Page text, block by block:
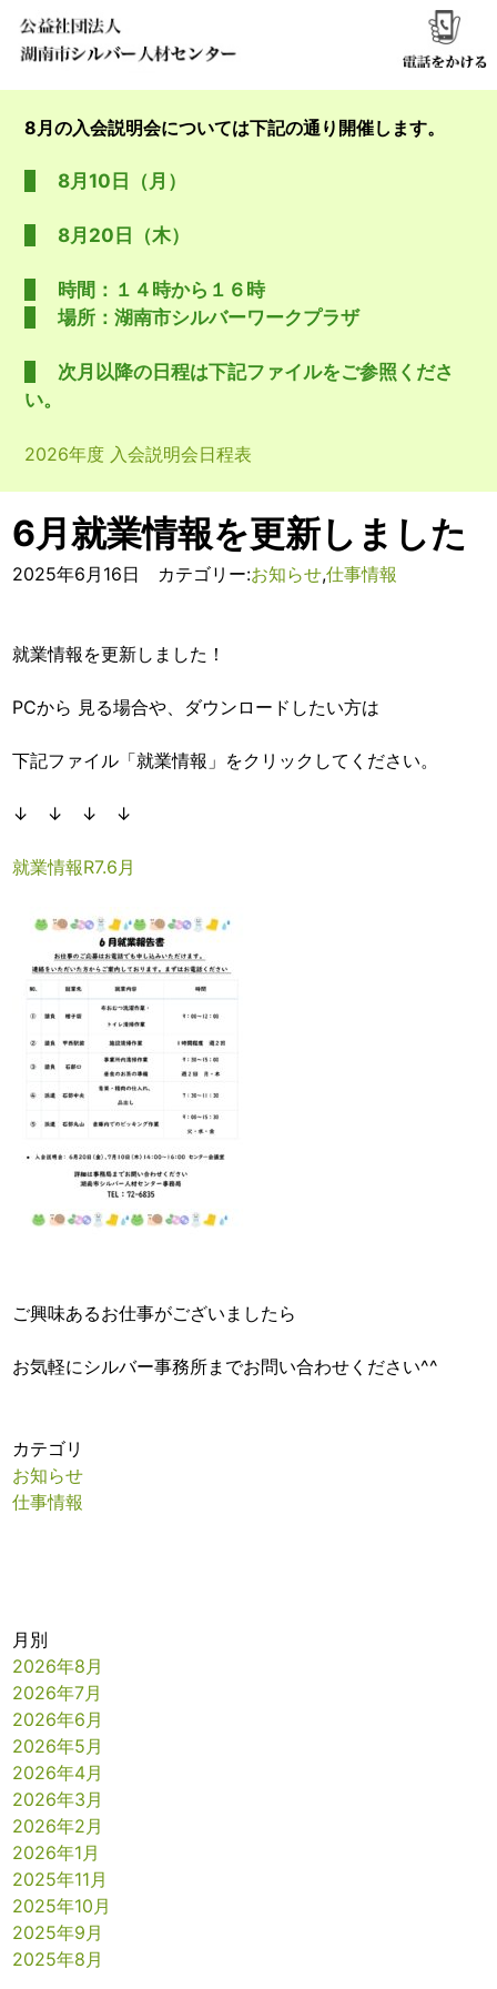
8月の入会説明会については下記の通り開催します。
8月10日（月）
8月20日（木）
時間：１４時から１６時
場所：湖南市シルバーワークプラザ
次月以降の日程は下記ファイルをご参照くださ
い。
2026年度 入会説明会日程表
6月就業情報を更新しました
2025年6月16日 カテゴリー:お知らせ,仕事情報
就業情報を更新しました！
PCから 見る場合や、ダウンロードしたい方は
下記ファイル「就業情報」をクリックしてください。
↓ ↓ ↓ ↓
就業情報R7.6月
ご興味あるお仕事がございましたら
お気軽にシルバー事務所までお問い合わせください^^
カテゴリ
お知らせ
仕事情報
月別
2026年8月
2026年7月
2026年6月
2026年5月
2026年4月
2026年3月
2026年2月
2026年1月
2025年11月
2025年10月
2025年9月
2025年8月